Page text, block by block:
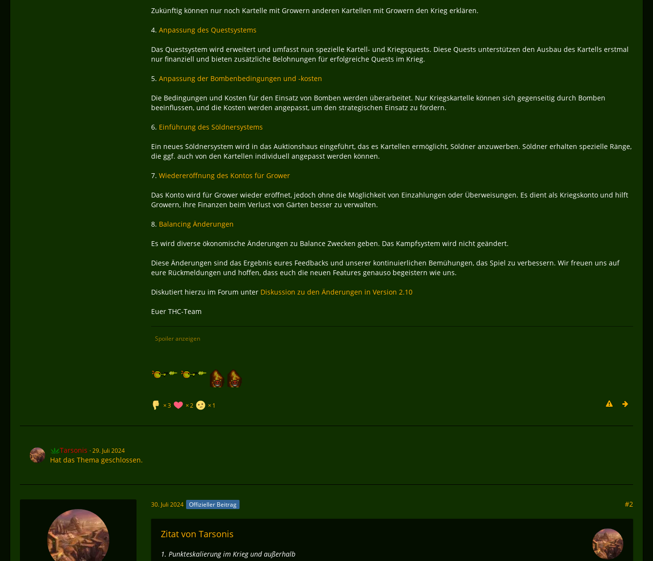
Zukünftig können nur noch Kartelle mit Growern anderen Kartellen mit Growern den Krieg erklären.
4. Anpassung des Questsystems
Das Questsystem wird erweitert und umfasst nun spezielle Kartell- und Kriegsquests. Diese Quests unterstützen den Ausbau des Kartells erstmal
nur finanziell und bieten zusätzliche Belohnungen für erfolgreiche Quests im Krieg.
5. Anpassung der Bombenbedingungen und -kosten
Die Bedingungen und Kosten für den Einsatz von Bomben werden überarbeitet. Nur Kriegskartelle können sich gegenseitig durch Bomben
beeinflussen, und die Kosten werden angepasst, um den strategischen Einsatz zu fördern.
6. Einführung des Söldnersystems
Ein neues Söldnersystem wird in das Auktionshaus eingeführt, das es Kartellen ermöglicht, Söldner anzuwerben. Söldner erhalten spezielle Ränge,
die ggf. auch von den Kartellen individuell angepasst werden können.
7. Wiedereröffnung des Kontos für Grower
Das Konto wird für Grower wieder eröffnet, jedoch ohne die Möglichkeit von Einzahlungen oder Überweisungen. Es dient als Kriegskonto und hilft
Growern, ihre Finanzen beim Verlust von Gärten besser zu verwalten.
8. Balancing Änderungen
Es wird diverse ökonomische Änderungen zu Balance Zwecken geben. Das Kampfsystem wird nicht geändert.
Diese Änderungen sind das Ergebnis eures Feedbacks und unserer kontinuierlichen Bemühungen, das Spiel zu verbessern. Wir freuen uns auf
eure Rückmeldungen und hoffen, dass euch die neuen Features genauso begeistern wie uns.
Diskutiert hierzu im Forum unter Diskussion zu den Änderungen in Version 2.10
Euer THC-Team
Spoiler anzeigen
3 2 1
Tarsonis 29. Juli 2024
Hat das Thema geschlossen.
30. Juli 2024 Offizieller Beitrag #2
Zitat von Tarsonis
1. Punkteskalierung im Krieg und außerhalb